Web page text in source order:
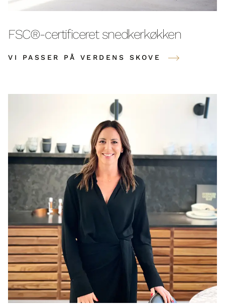
FSC®-certificeret snedkerkøkken
VI PASSER PÅ VERDENS SKOVE